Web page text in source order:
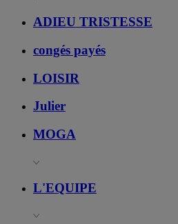
ADIEU TRISTESSE
congés payés
LOISIR
Julier
MOGA
L'EQUIPE